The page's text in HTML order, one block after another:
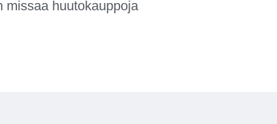
missaa huutokauppoja